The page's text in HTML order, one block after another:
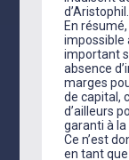
d’Aristophil.
En
impossible
important
absence
marges
de capital,
d’ailleurs
garanti à la
Ce n’est
en tant